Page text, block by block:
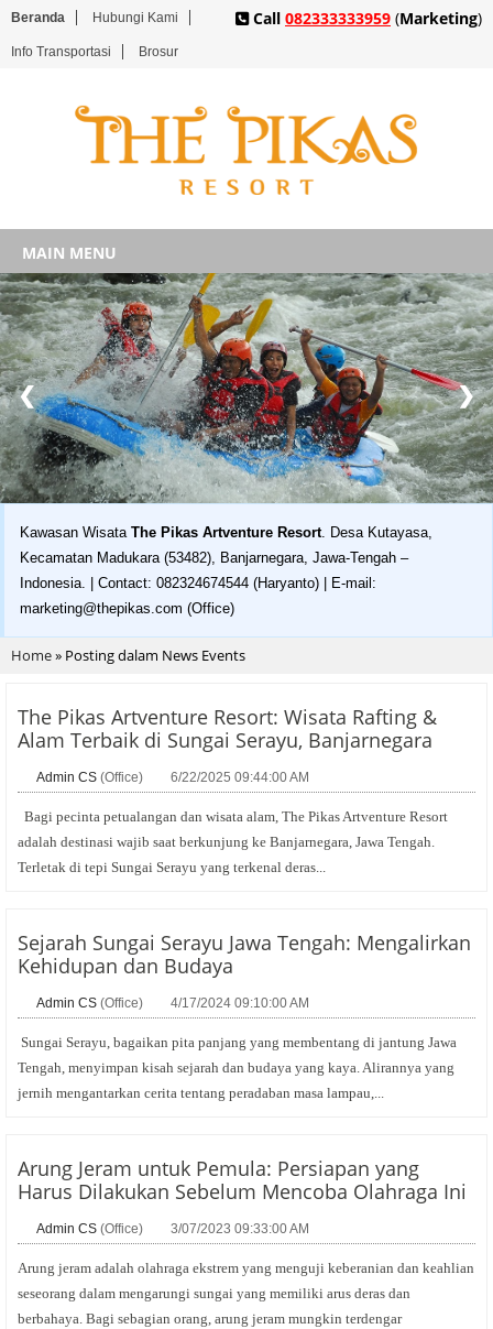
Call 082333333959 (Marketing)
Beranda Hubungi Kami
Info Transportasi Brosur
MAIN MENU
❮ ❯
Kawasan Wisata The Pikas Artventure Resort. Desa Kutayasa,
Kecamatan Madukara (53482), Banjarnegara, Jawa-Tengah –
Indonesia. | Contact: 082324674544 (Haryanto) | E-mail:
marketing@thepikas.com (Office)
Home» Posting dalam News Events
The Pikas Artventure Resort: Wisata Rafting &
Alam Terbaik di Sungai Serayu, Banjarnegara
Admin CS (Office) 6/22/2025 09:44:00 AM
Bagi pecinta petualangan dan wisata alam, The Pikas Artventure Resort
adalah destinasi wajib saat berkunjung ke Banjarnegara, Jawa Tengah.
Terletak di tepi Sungai Serayu yang terkenal deras...
Sejarah Sungai Serayu Jawa Tengah: Mengalirkan
Kehidupan dan Budaya
Admin CS (Office) 4/17/2024 09:10:00 AM
Sungai Serayu, bagaikan pita panjang yang membentang di jantung Jawa
Tengah, menyimpan kisah sejarah dan budaya yang kaya. Alirannya yang
jernih mengantarkan cerita tentang peradaban masa lampau,...
Arung Jeram untuk Pemula: Persiapan yang
Harus Dilakukan Sebelum Mencoba Olahraga Ini
Admin CS (Office) 3/07/2023 09:33:00 AM
Arung jeram adalah olahraga ekstrem yang menguji keberanian dan keahlian
seseorang dalam mengarungi sungai yang memiliki arus deras dan
berbahaya. Bagi sebagian orang, arung jeram mungkin terdengar